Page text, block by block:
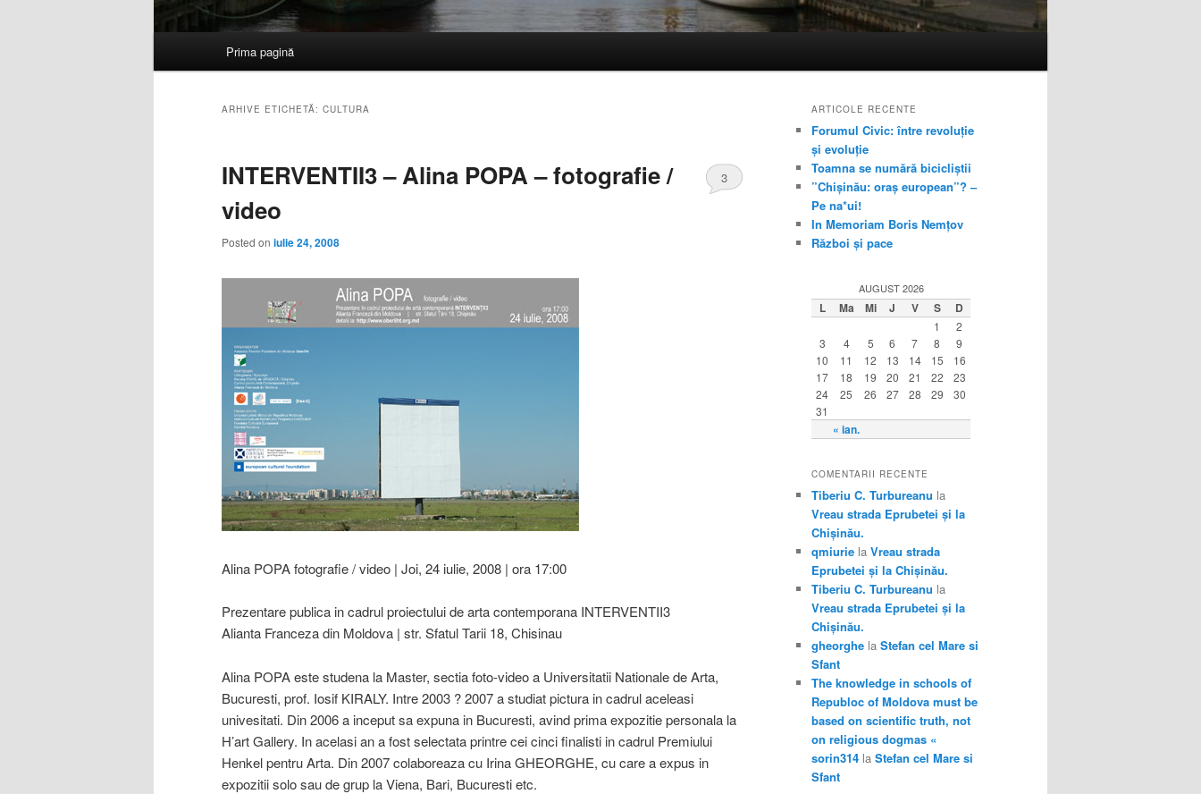
Sari
principal
Sari
secundar
Prima pagină
ARHIVE ETICHETĂ: CULTURA
INTERVENTII3 – Alina POPA – fotografie /
video
Posted on iulie 24, 2008
3
Alina POPA fotografie / video | Joi, 24 iulie, 2008 | ora 17:00
Prezentare publica in cadrul proiectului de arta contemporana INTERVENTII3
Alianta Franceza din Moldova | str. Sfatul Tarii 18, Chisinau
Alina POPA este studena la Master, sectia foto-video a Universitatii Nationale de Arta,
Bucuresti, prof. Iosif KIRALY. Intre 2003 ? 2007 a studiat pictura in cadrul aceleasi
univesitati. Din 2006 a inceput sa expuna in Bucuresti, avind prima expozitie personala la
H’art Gallery. In acelasi an a fost selectata printre cei cinci finalisti in cadrul Premiului
Henkel pentru Arta. Din 2007 colaboreaza cu Irina GHEORGHE, cu care a expus in
expozitii solo sau de grup la Viena, Bari, Bucuresti etc.
ARTICOLE RECENTE
Forumul Civic: între revoluție
și evoluție
Toamna se numără bicicliștii
”Chișinău: oraș european”? –
Pe na*ui!
In Memoriam Boris Nemțov
Război și pace
AUGUST 2026
L Ma Mi J V S D
« ian.
1
2
3
4 5 6 7 8
9
10
11 12 13 14 15
16
17
18 19 20 21 22
23
24
25 26 27 28 29
30
31
COMENTARII RECENTE
Tiberiu C. Turbureanu la
Vreau strada Eprubetei și la
Chișinău.
qmiurie la Vreau strada
Eprubetei și la Chișinău.
Tiberiu C. Turbureanu la
Vreau strada Eprubetei și la
Chișinău.
gheorghe la Stefan cel Mare si
Sfant
The knowledge in schools of
Republoc of Moldova must be
based on scientific truth, not
on religious dogmas «
sorin314 la Stefan cel Mare si
Sfant